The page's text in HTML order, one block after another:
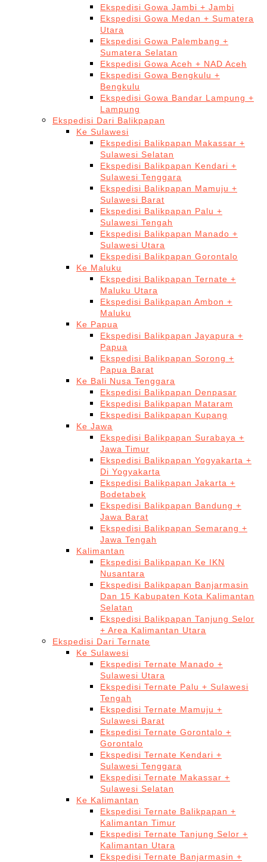
Ekspedisi Gowa Jambi + Jambi
Ekspedisi Gowa Medan + Sumatera
Utara
Ekspedisi Gowa Palembang +
Sumatera Selatan
Ekspedisi Gowa Aceh + NAD Aceh
Ekspedisi Gowa Bengkulu +
Bengkulu
Ekspedisi Gowa Bandar Lampung +
Lampung
Ekspedisi Dari Balikpapan
Ke Sulawesi
Ekspedisi Balikpapan Makassar +
Sulawesi Selatan
Ekspedisi Balikpapan Kendari +
Sulawesi Tenggara
Ekspedisi Balikpapan Mamuju +
Sulawesi Barat
Ekspedisi Balikpapan Palu +
Sulawesi Tengah
Ekspedisi Balikpapan Manado +
Sulawesi Utara
Ekspedisi Balikpapan Gorontalo
Ke Maluku
Ekspedisi Balikpapan Ternate +
Maluku Utara
Ekspedisi Balikpapan Ambon +
Maluku
Ke Papua
Ekspedisi Balikpapan Jayapura +
Papua
Ekspedisi Balikpapan Sorong +
Papua Barat
Ke Bali Nusa Tenggara
Ekspedisi Balikpapan Denpasar
Ekspedisi Balikpapan Mataram
Ekspedisi Balikpapan Kupang
Ke Jawa
Ekspedisi Balikpapan Surabaya +
Jawa Timur
Ekspedisi Balikpapan Yogyakarta +
Di Yogyakarta
Ekspedisi Balikpapan Jakarta +
Bodetabek
Ekspedisi Balikpapan Bandung +
Jawa Barat
Ekspedisi Balikpapan Semarang +
Jawa Tengah
Kalimantan
Ekspedisi Balikpapan Ke IKN
Nusantara
Ekspedisi Balikpapan Banjarmasin
Dan 15 Kabupaten Kota Kalimantan
Selatan
Ekspedisi Balikpapan Tanjung Selor
+ Area Kalimantan Utara
Ekspedisi Dari Ternate
Ke Sulawesi
Ekspedisi Ternate Manado +
Sulawesi Utara
Ekspedisi Ternate Palu + Sulawesi
Tengah
Ekspedisi Ternate Mamuju +
Sulawesi Barat
Ekspedisi Ternate Gorontalo +
Gorontalo
Ekspedisi Ternate Kendari +
Sulawesi Tenggara
Ekspedisi Ternate Makassar +
Sulawesi Selatan
Ke Kalimantan
Ekspedisi Ternate Balikpapan +
Kalimantan Timur
Ekspedisi Ternate Tanjung Selor +
Kalimantan Utara
Ekspedisi Ternate Banjarmasin +